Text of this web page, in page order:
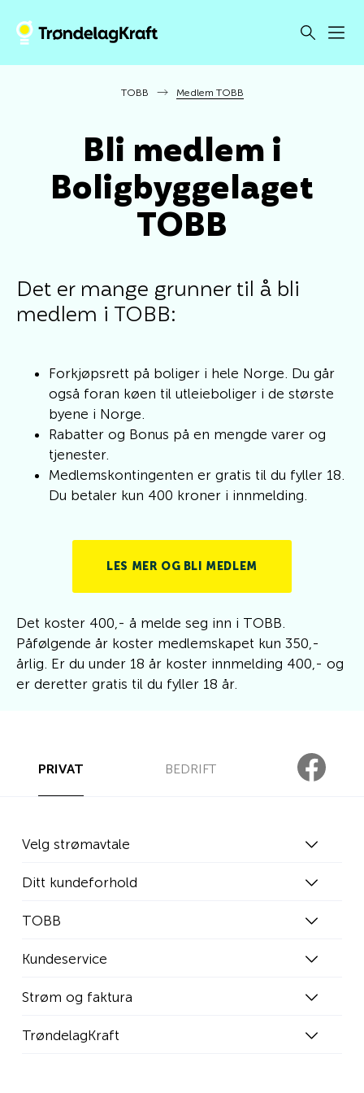
TOBB Medlem TOBB
Bli medlem i
Boligbyggelaget
TOBB
Det er mange grunner til å bli
medlem i TOBB:
Forkjøpsrett på boliger i hele Norge. Du går
også foran køen til utleieboliger i de største
byene i Norge.
Rabatter og Bonus på en mengde varer og
tjenester.
Medlemskontingenten er gratis til du fyller 18.
Du betaler kun 400 kroner i innmelding.
LES MER OG BLI MEDLEM
Det koster 400,- å melde seg inn i TOBB.
Påfølgende år koster medlemskapet kun 350,-
årlig. Er du under 18 år koster innmelding 400,- og
er deretter gratis til du fyller 18 år.
PRIVAT BEDRIFT
Velg strømavtale
Ditt kundeforhold
TOBB
Kundeservice
Strøm og faktura
TrøndelagKraft